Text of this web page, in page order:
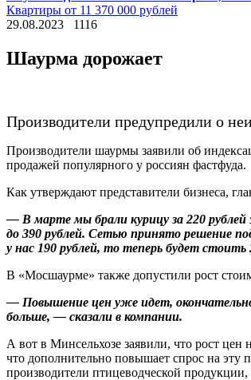
Квартиры от 11 370 000 рублей
29.08.2023
1116
Шаурма дорожает
Производители предупредили о
Производители шаурмы заявили об
продажей популярного у россиян фастфуда.
Как утверждают представители бизнеса,
— В марте мы брали курицу за 220 рублей
до 390 рублей. Сетью принято решение
у нас 190 рублей, то теперь будет
В «Мосшаурме» также допустили рост
— Повышение цен уже идет,
больше, — сказали в компании.
А вот в Минсельхозе заявили, что рост
что дополнительно повышает спрос на
производители птицеводческой